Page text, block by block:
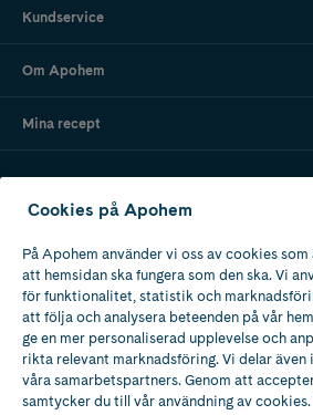
Kundservice
Om Apohem
Mina recept
Ladda ner vår app
Apotek med tillstånd
av Läkemedelsverket
Cookies på Apohem
På Apohem använder vi oss av cookies
att hemsidan ska fungera som den ska. Vi
för funktionalitet, statistik och
att följa och analysera beteenden på vår
ge en mer personaliserad upplevelse och
rikta relevant marknadsföring. Vi delar
våra samarbetspartners. Genom att
samtycker du till vår användning av cookies.